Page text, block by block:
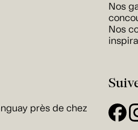
Nos
Nos
près de chez